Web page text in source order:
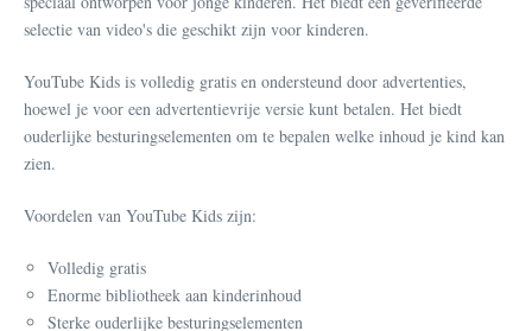
selectie van video's die geschikt zijn voor kinderen.
YouTube Kids is volledig gratis en ondersteund door advertenties,
hoewel je voor een advertentievrije versie kunt betalen. Het biedt
ouderlijke besturingselementen om te bepalen welke inhoud je kind kan
zien.
Voordelen van YouTube Kids zijn:
Volledig gratis
Enorme bibliotheek aan kinderinhoud
Sterke ouderlijke besturingselementen